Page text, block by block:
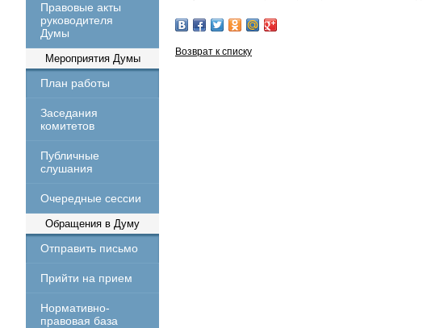
Правовые акты
руководителя
Думы
Мероприятия Думы
План работы
Заседания
комитетов
Публичные
слушания
Очередные сессии
Обращения в Думу
Отправить письмо
Прийти на прием
Нормативно-
правовая база
Возврат к списку